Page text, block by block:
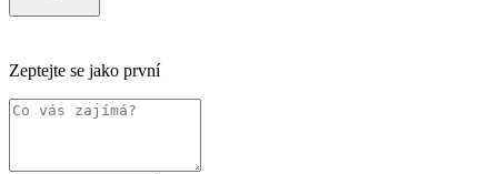
Zeptejte se jako první